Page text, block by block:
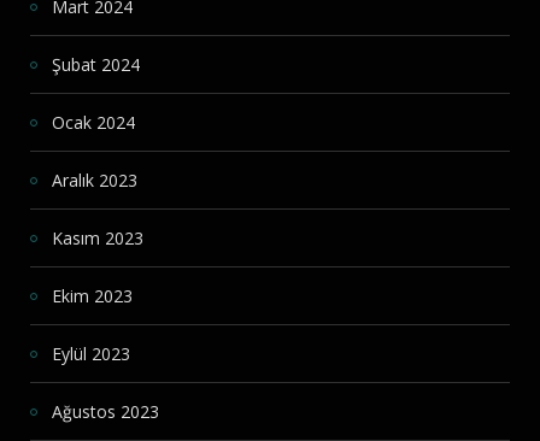
Mart 2024
Şubat 2024
Ocak 2024
Aralık 2023
Kasım 2023
Ekim 2023
Eylül 2023
Ağustos 2023